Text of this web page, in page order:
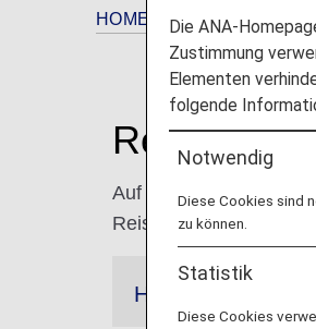
HOME
Reisen
Auf dieser Seite
Reiseziel finden zu
Hinweis
Die ANA-
Zustimmung
Elementen
folgende
Notwendig
Diese Cookies sind
zu können.
Statistik
Diese Cookies